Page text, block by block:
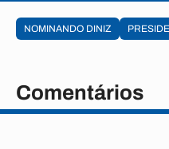
NOMINANDO DINIZ
Comentários